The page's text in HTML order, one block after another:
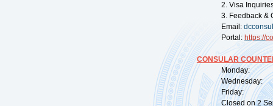
2. Visa
3. Feedback &
Email:
Portal: https://
CONSULAR
Monday:
Wednesday:
Friday:
Closed on 2